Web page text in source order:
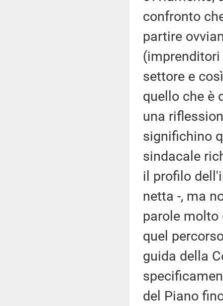
confronto
partire
(imprenditori
settore e
quello che è
una
significhino
sindacale
il profilo
netta -, ma
parole molto
quel
guida della
del Piano